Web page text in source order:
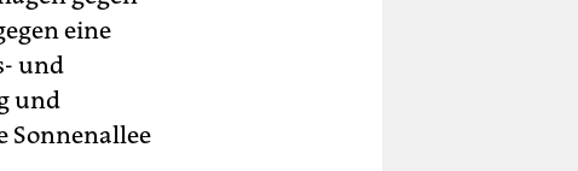
eine
und
und
Sonnenallee